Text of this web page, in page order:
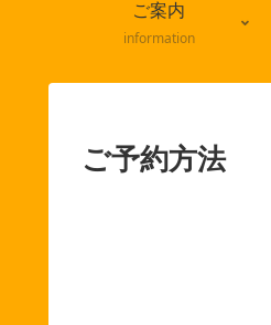
ご案内
information
ご予約方法